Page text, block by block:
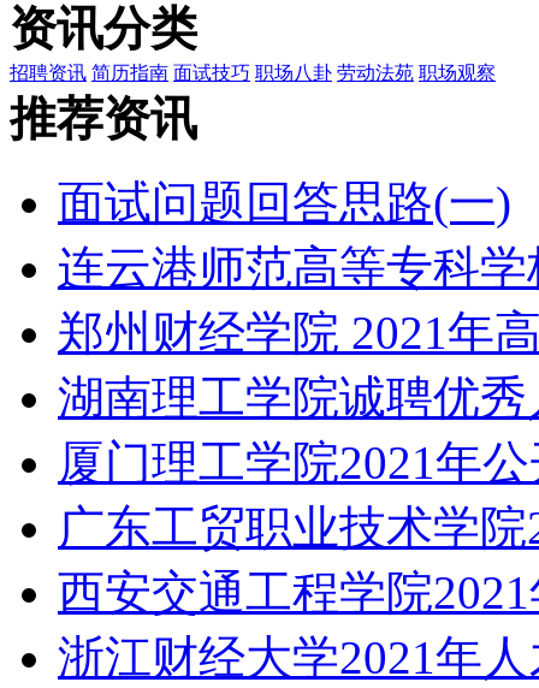
资讯分类
招聘资讯 简历指南 面试技巧 职场八卦 劳动法苑 职场观察
推荐资讯
面试问题回答思路(一)
连云港师范高等专科学
郑州财经学院 2021年
湖南理工学院诚聘优秀
厦门理工学院2021年
广东工贸职业技术学
西安交通工程学院
浙江财经大学2021年